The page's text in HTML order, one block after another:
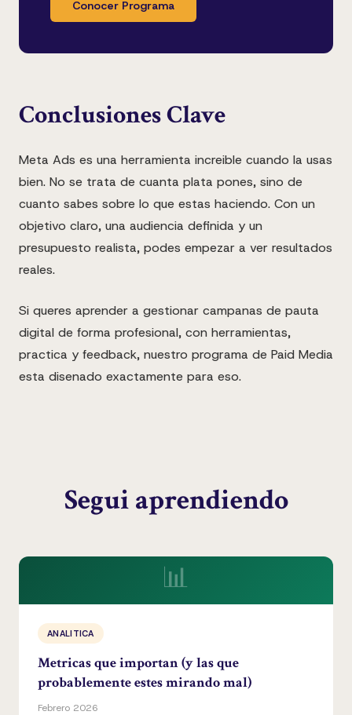
Conocer Programa
Conclusiones Clave
Meta Ads es una herramienta increible cuando la usas
bien. No se trata de cuanta plata pones, sino de
cuanto sabes sobre lo que estas haciendo. Con un
objetivo claro, una audiencia definida y un
presupuesto realista, podes empezar a ver resultados
reales.
Si queres aprender a gestionar campanas de pauta
digital de forma profesional, con herramientas,
practica y feedback, nuestro programa de Paid Media
esta disenado exactamente para eso.
Segui aprendiendo
📊
ANALITICA
Metricas que importan (y las que
probablemente estes mirando mal)
Febrero 2026